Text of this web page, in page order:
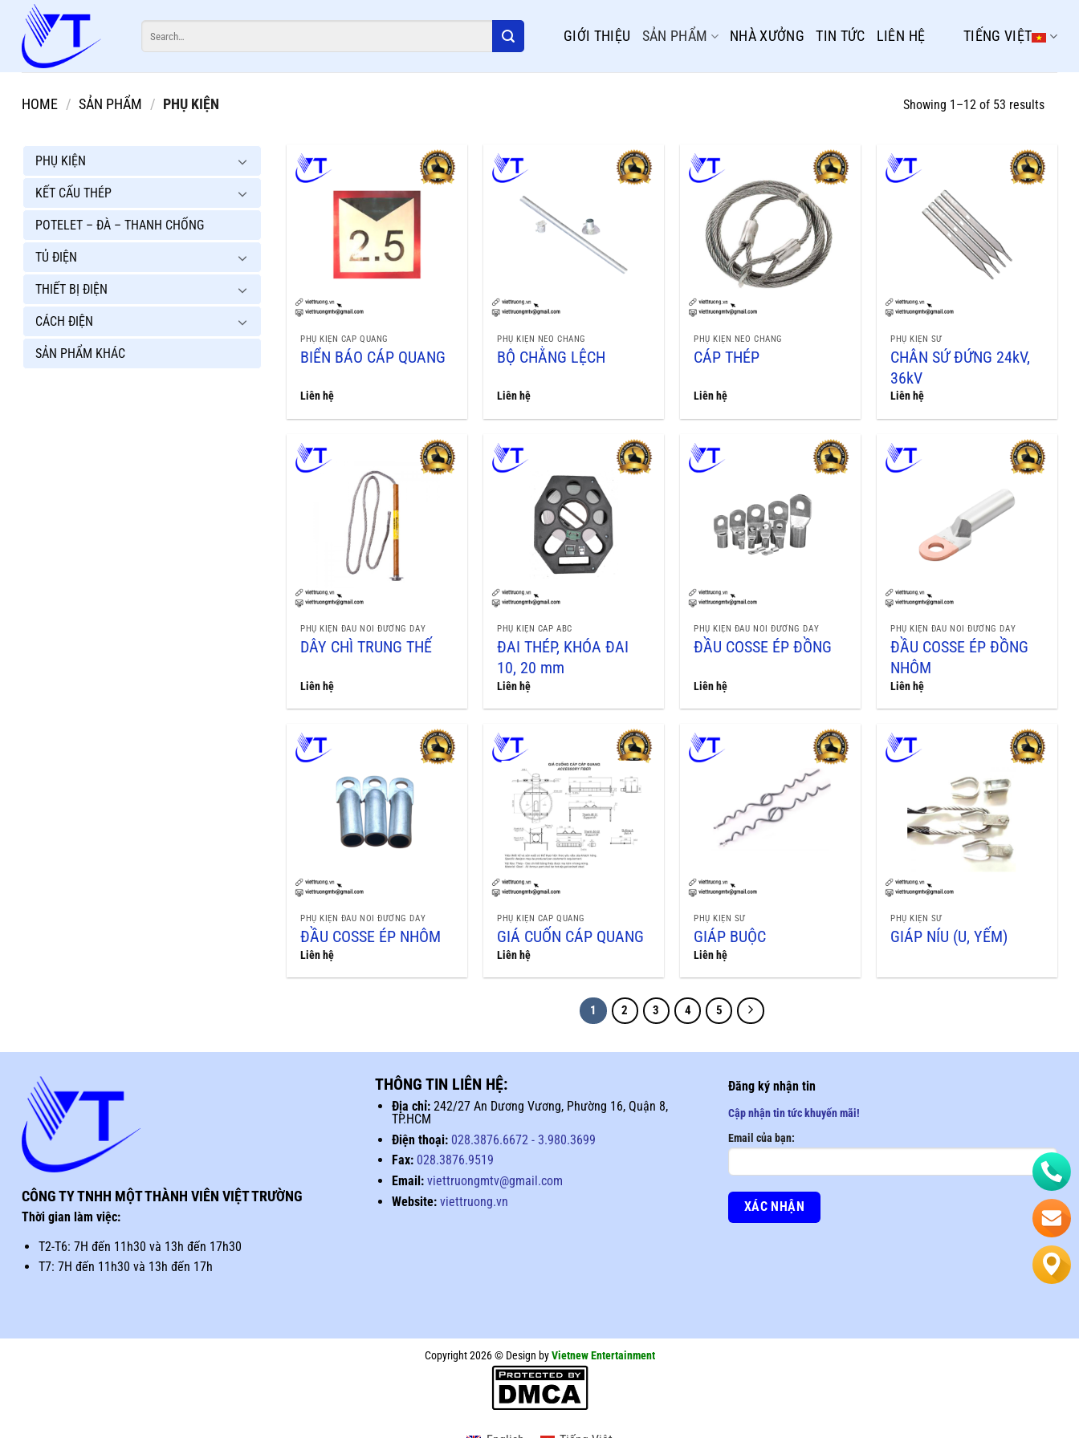
content
for:
GIỚI THIỆU SẢN PHẨM NHÀ XƯỞNG TIN TỨC LIÊN HỆ TIẾNG VIỆT
HOME / SẢN PHẨM / PHỤ KIỆN Showing 1–12 of 53 results
PHỤ KIỆN
KẾT CẤU THÉP
POTELET – ĐÀ – THANH CHỐNG
TỦ ĐIỆN
THIẾT BỊ ĐIỆN
CÁCH ĐIỆN
SẢN PHẨM KHÁC
PHỤ KIỆN CÁP QUANG
BIỂN BÁO CÁP QUANG
Liên hệ
PHỤ KIỆN NEO CHẰNG
BỘ CHẰNG LỆCH
Liên hệ
PHỤ KIỆN NEO CHẰNG
CÁP THÉP
Liên hệ
PHỤ KIỆN SỨ
CHÂN SỨ ĐỨNG 24kV,
36kV
Liên hệ
PHỤ KIỆN ĐẤU NỐI ĐƯỜNG DÂY
DÂY CHÌ TRUNG THẾ
Liên hệ
PHỤ KIỆN CÁP ABC
ĐAI THÉP, KHÓA ĐAI
10, 20 mm
Liên hệ
PHỤ KIỆN ĐẤU NỐI ĐƯỜNG DÂY
ĐẦU COSSE ÉP ĐỒNG
Liên hệ
PHỤ KIỆN ĐẤU NỐI ĐƯỜNG DÂY
ĐẦU COSSE ÉP ĐỒNG
NHÔM
Liên hệ
PHỤ KIỆN ĐẤU NỐI ĐƯỜNG DÂY
ĐẦU COSSE ÉP NHÔM
Liên hệ
PHỤ KIỆN CÁP QUANG
GIÁ CUỐN CÁP QUANG
Liên hệ
PHỤ KIỆN SỨ
GIÁP BUỘC
Liên hệ
PHỤ KIỆN SỨ
GIÁP NÍU (U, YẾM)
1 2 3 4 5
CÔNG TY TNHH MỘT THÀNH VIÊN VIỆT TRƯỜNG
Thời gian làm việc:
T2-T6: 7H đến 11h30 và 13h đến 17h30
T7: 7H đến 11h30 và 13h đến 17h
THÔNG TIN LIÊN HỆ:
Địa chỉ:242/27 An Dương Vương, Phường 16, Quận 8,
TP.HCM
Điện thoại: 028.3876.6672-3.980.3699
Fax: 028.3876.9519
Email: viettruongmtv@gmail.com
Website: viettruong.vn
Đăng ký nhận tin
Cập nhận tin tức khuyến mãi!
Email của bạn:
Copyright 2026 © Design byVietnew Entertainment